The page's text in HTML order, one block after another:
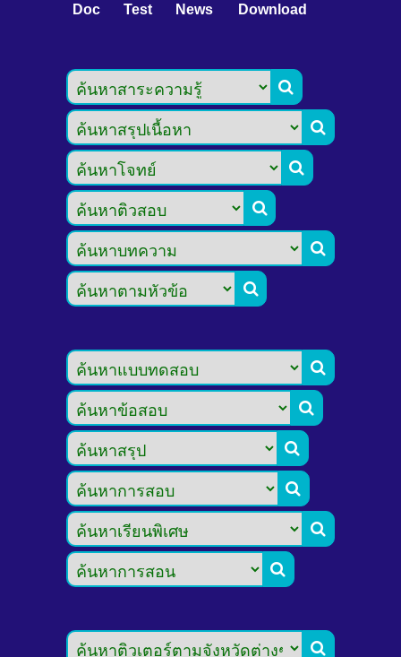
Doc Test News Download












